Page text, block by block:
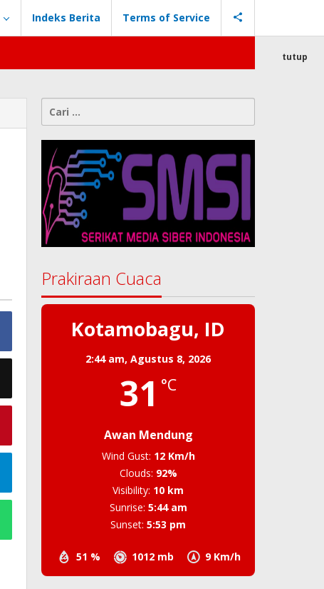
Indeks Berita Terms of Service
tutup
Cari
untuk:
Prakiraan Cuaca
Kotamobagu, ID
2:44 am,Agustus 8, 2026
31 °C
Awan Mendung
51 % 1012 mb 9 Km/h
Wind Gust: 12 Km/h
Clouds: 92%
Visibility: 10 km
Sunrise: 5:44 am
Sunset: 5:53 pm